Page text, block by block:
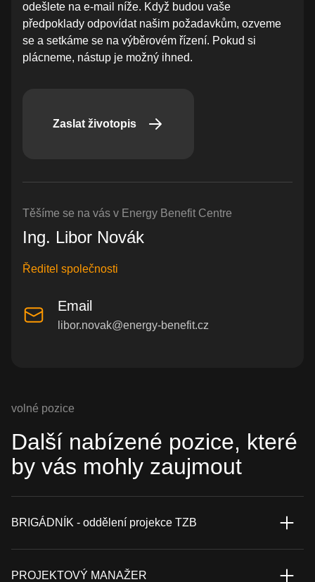
odešlete na e-mail níže. Když budou vaše
předpoklady odpovídat našim požadavkům, ozveme
se a setkáme se na výběrovém řízení. Pokud si
plácneme, nástup je možný ihned.
Zaslat životopis
Těšíme se na vás v Energy Benefit Centre
Ing. Libor Novák
Ředitel společnosti
Email
libor.novak@energy-benefit.cz
volné pozice
Další nabízené pozice, které
by vás mohly zaujmout
BRIGÁDNÍK - oddělení projekce TZB
PROJEKTOVÝ MANAŽER